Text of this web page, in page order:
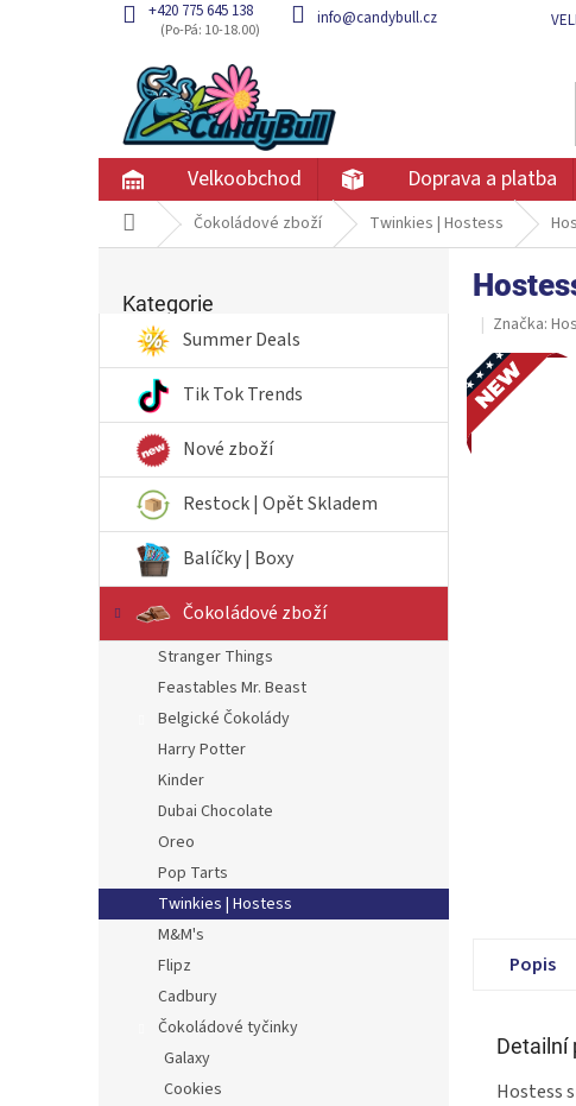
+420 775 645 138 info@candybull.cz
Velkoobchod Doprava a platba
Domů Čokoládové zboží Twinkies | Hostess
r
n
í
kategorie
Kategorie
Summer Deals
Tik Tok Trends
Nové zboží
Restock | Opět Skladem
Balíčky | Boxy
Čokoládové zboží
Stranger Things
Feastables Mr. Beast
Belgické Čokolády
Harry Potter
Kinder
Dubai Chocolate
Oreo
Pop Tarts
Twinkies | Hostess
M&M's
Flipz
Cadbury
Čokoládové tyčinky
Galaxy
Cookies
Novinka
Značka:
Popis
Detailní
Hostess